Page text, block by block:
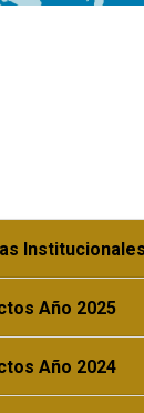
Institucionales
Año 2025
Año 2024